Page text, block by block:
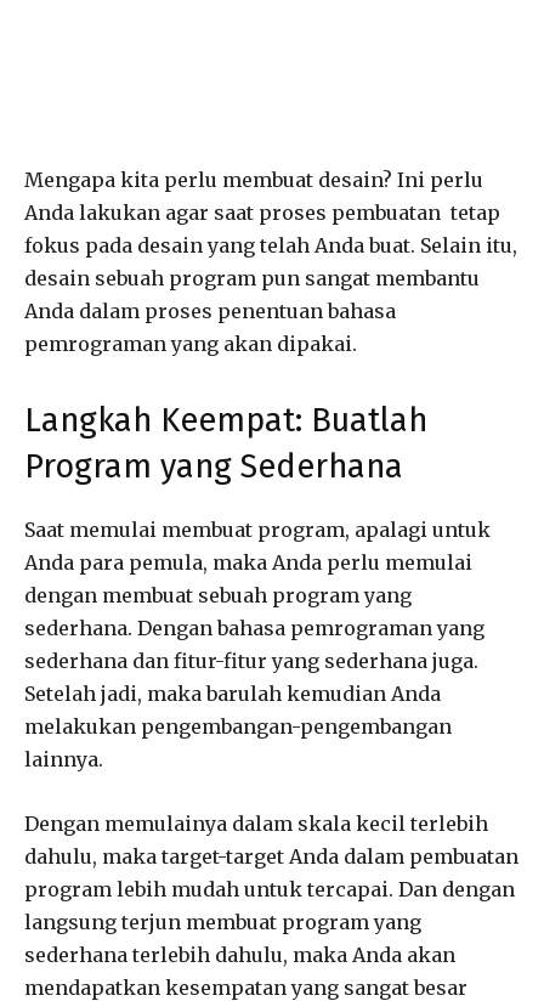
Mengapa kita perlu membuat desain? Ini perlu
Anda lakukan agar saat proses pembuatan tetap
fokus pada desain yang telah Anda buat. Selain itu,
desain sebuah program pun sangat membantu
Anda dalam proses penentuan bahasa
pemrograman yang akan dipakai.
Langkah Keempat: Buatlah
Program yang Sederhana
Saat memulai membuat program, apalagi untuk
Anda para pemula, maka Anda perlu memulai
dengan membuat sebuah program yang
sederhana. Dengan bahasa pemrograman yang
sederhana dan fitur-fitur yang sederhana juga.
Setelah jadi, maka barulah kemudian Anda
melakukan pengembangan-pengembangan
lainnya.
Dengan memulainya dalam skala kecil terlebih
dahulu, maka target-target Anda dalam pembuatan
program lebih mudah untuk tercapai. Dan dengan
langsung terjun membuat program yang
sederhana terlebih dahulu, maka Anda akan
mendapatkan kesempatan yang sangat besar